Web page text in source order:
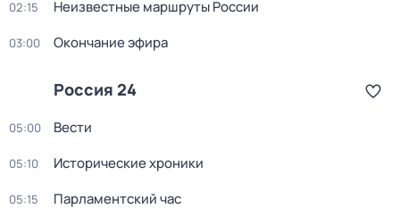
02:15 Неизвестные маршруты России
03:00 Окончание эфира
Россия 24
05:00 Вести
05:10 Исторические хроники
05:15 Парламентский час